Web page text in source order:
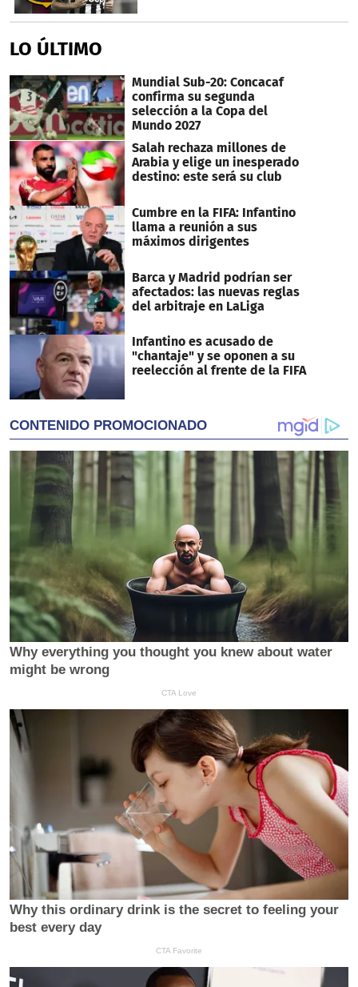
LO ÚLTIMO
Mundial Sub-20: Concacaf
confirma su segunda
selección a la Copa del
Mundo 2027
Salah rechaza millones de
Arabia y elige un inesperado
destino: este será su club
Cumbre en la FIFA: Infantino
llama a reunión a sus
máximos dirigentes
Barca y Madrid podrían ser
afectados: las nuevas reglas
del arbitraje en LaLiga
Infantino es acusado de
"chantaje" y se oponen a su
reelección al frente de la FIFA